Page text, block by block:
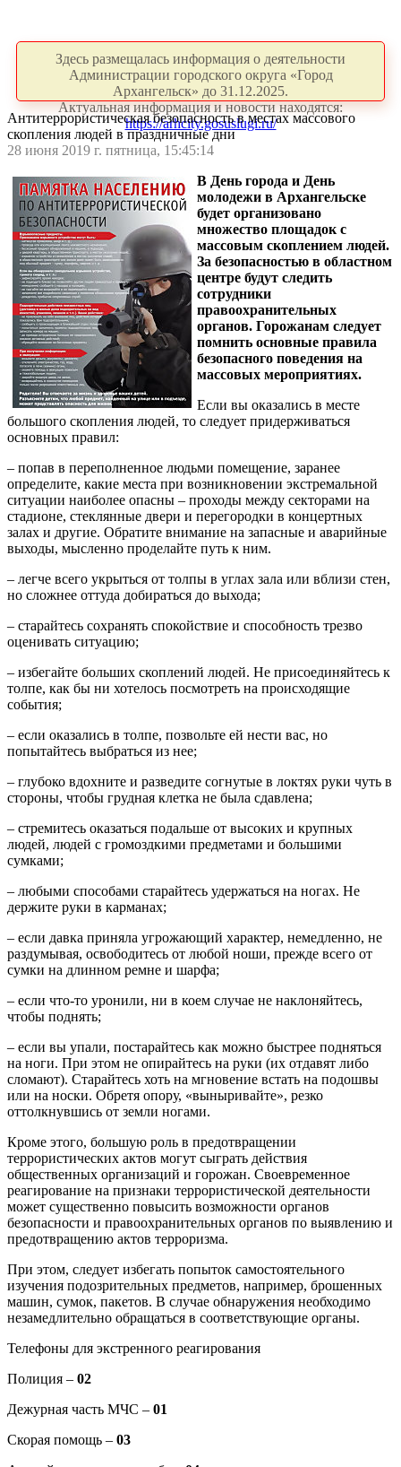
Здесь размещалась информация о деятельности
Администрации городского округа «Город
Архангельск» до 31.12.2025.
Актуальная информация и новости находятся:
https://arhcity.gosuslugi.ru/
Антитеррористическая безопасность в местах массового
скопления людей в праздничные дни
28 июня 2019 г. пятница, 15:45:14
В День города и День
молодежи в Архангельске
будет организовано
множество площадок с
массовым скоплением людей.
За безопасностью в областном
центре будут следить
сотрудники
правоохранительных
органов. Горожанам следует
помнить основные правила
безопасного поведения на
массовых мероприятиях.
Если вы оказались в месте
большого скопления людей, то следует придерживаться
основных правил:
– попав в переполненное людьми помещение, заранее
определите, какие места при возникновении экстремальной
ситуации наиболее опасны – проходы между секторами на
стадионе, стеклянные двери и перегородки в концертных
залах и другие. Обратите внимание на запасные и аварийные
выходы, мысленно проделайте путь к ним.
– легче всего укрыться от толпы в углах зала или вблизи стен,
но сложнее оттуда добираться до выхода;
– старайтесь сохранять спокойствие и способность трезво
оценивать ситуацию;
– избегайте больших скоплений людей. Не присоединяйтесь к
толпе, как бы ни хотелось посмотреть на происходящие
события;
– если оказались в толпе, позвольте ей нести вас, но
попытайтесь выбраться из нее;
– глубоко вдохните и разведите согнутые в локтях руки чуть в
стороны, чтобы грудная клетка не была сдавлена;
– стремитесь оказаться подальше от высоких и крупных
людей, людей с громоздкими предметами и большими
сумками;
– любыми способами старайтесь удержаться на ногах. Не
держите руки в карманах;
– если давка приняла угрожающий характер, немедленно, не
раздумывая, освободитесь от любой ноши, прежде всего от
сумки на длинном ремне и шарфа;
– если что-то уронили, ни в коем случае не наклоняйтесь,
чтобы поднять;
– если вы упали, постарайтесь как можно быстрее подняться
на ноги. При этом не опирайтесь на руки (их отдавят либо
сломают). Старайтесь хоть на мгновение встать на подошвы
или на носки. Обретя опору, «выныривайте», резко
оттолкнувшись от земли ногами.
Кроме этого, большую роль в предотвращении
террористических актов могут сыграть действия
общественных организаций и горожан. Своевременное
реагирование на признаки террористической деятельности
может существенно повысить возможности органов
безопасности и правоохранительных органов по выявлению и
предотвращению актов терроризма.
При этом, следует избегать попыток самостоятельного
изучения подозрительных предметов, например, брошенных
машин, сумок, пакетов. В случае обнаружения необходимо
незамедлительно обращаться в соответствующие органы.
Телефоны для экстренного реагирования
Полиция – 02
Дежурная часть МЧС – 01
Скорая помощь – 03